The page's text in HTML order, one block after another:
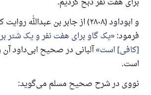
و ابوداود (۲۸۰۸) از جابر بن عبدالله روایت کرده که پیامبر
فرمود: یک گاو برای هفت نفر و یک شتر
[کافی] است آلبانی در صحیح ابی‌داود
است.
نووی در شرح صحیح مسلم می‌گوید: